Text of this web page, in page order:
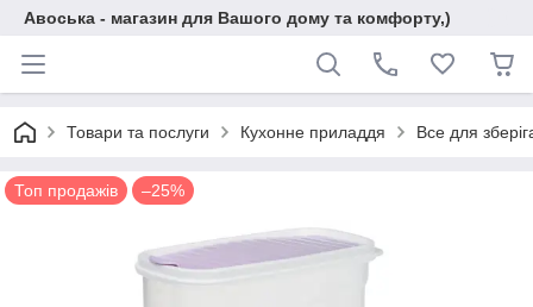
Авоська - магазин для Вашого дому та комфорту,)
Товари та послуги Кухонне приладдя Все для
Топ продажів –25%